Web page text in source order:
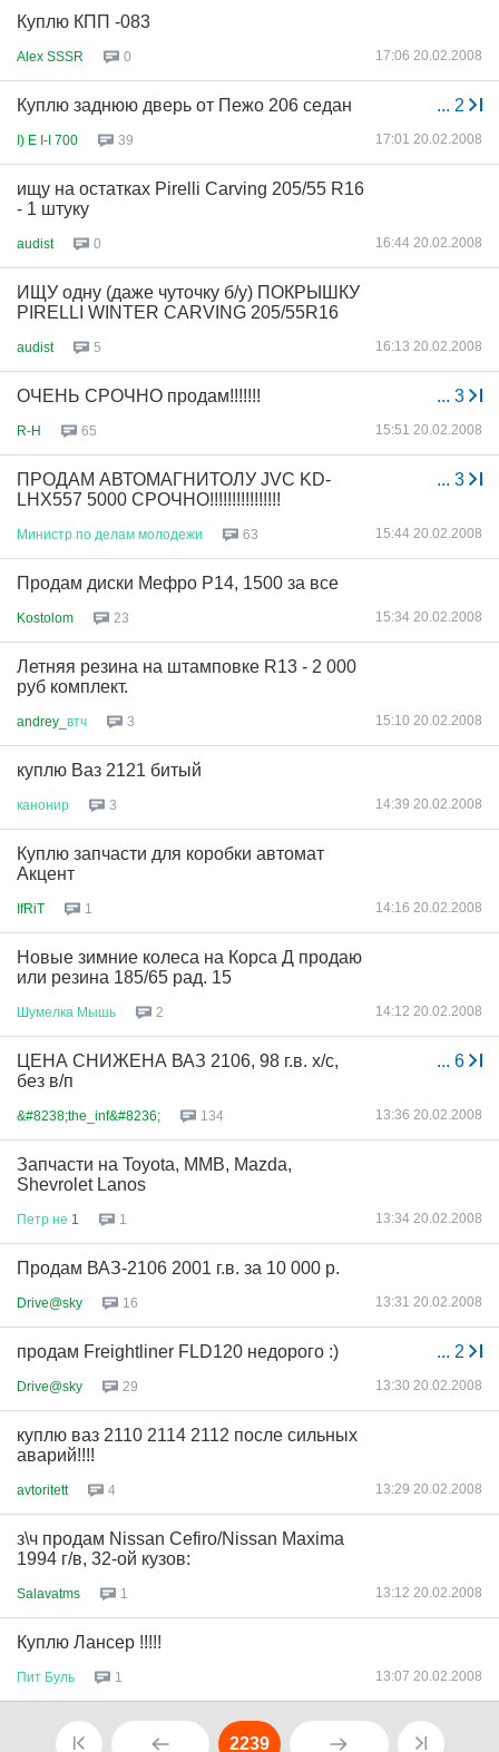
Куплю КПП -083
Alex SSSR 0 17:06 20.02.2008
... 2
Куплю заднюю дверь от Пежо 206 седан
I) E I-I 700 39 17:01 20.02.2008
ищу на остатках Pirelli Carving 205/55 R16
- 1 штуку
audist 0 16:44 20.02.2008
ИЩУ одну (даже чуточку б/у) ПОКРЫШКУ
PIRELLI WINTER CARVING 205/55R16
audist 5 16:13 20.02.2008
... 3
ОЧЕНЬ СРОЧНО продам!!!!!!!
R-H 65 15:51 20.02.2008
... 3
ПРОДАМ АВТОМАГНИТОЛУ JVC KD-
LHX557 5000 СРОЧНО!!!!!!!!!!!!!!!!
Министр по делам молодежи 63 15:44 20.02.2008
Продам диски Мефро Р14, 1500 за все
Kostolom 23 15:34 20.02.2008
Летняя резина на штамповке R13 - 2 000
руб комплект.
andrey_ втч 3 15:10 20.02.2008
куплю Ваз 2121 битый
канонир 3 14:39 20.02.2008
Куплю запчасти для коробки автомат
Акцент
IfRiT 1 14:16 20.02.2008
Новые зимние колеса на Корса Д продаю
или резина 185/65 рад. 15
Шумелка Мышь 2 14:12 20.02.2008
... 6
ЦЕНА СНИЖЕНА ВАЗ 2106, 98 г.в. х/с,
без в/п
&#8238;the_inf&#8236; 134 13:36 20.02.2008
Запчасти на Toyota, MMB, Mazda,
Shevrolet Lanos
Петр не 1 1 13:34 20.02.2008
Продам ВАЗ-2106 2001 г.в. за 10 000 р.
Drive@sky 16 13:31 20.02.2008
... 2
продам Freightliner FLD120 недорого :)
Drive@sky 29 13:30 20.02.2008
куплю ваз 2110 2114 2112 после сильных
аварий!!!!
avtoritett 4 13:29 20.02.2008
з\ч продам Nissan Cefiro/Nissan Maxima
1994 г/в, 32-ой кузов:
Salavatms 1 13:12 20.02.2008
Куплю Лансер !!!!!
Пит Буль 1 13:07 20.02.2008
2239